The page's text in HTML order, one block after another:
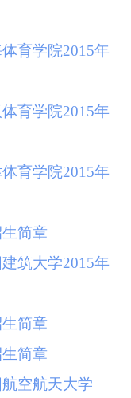
育学院2015年
育学院2015年
育学院2015年
简章
筑大学2015年
简章
简章
空航天大学